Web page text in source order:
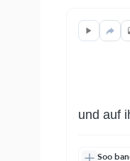
und auf
Soo